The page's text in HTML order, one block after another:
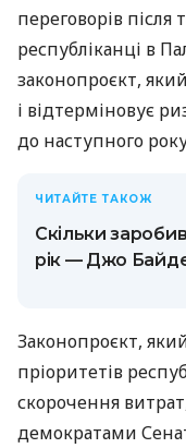
переговорів
республіканці в
законопроєкт,
і відтерміновує
до наступного
ЧИТАЙТЕ ТАКОЖ
Скільки
рік — Джо
Законопроєкт,
пріоритетів
скорочення
демократами